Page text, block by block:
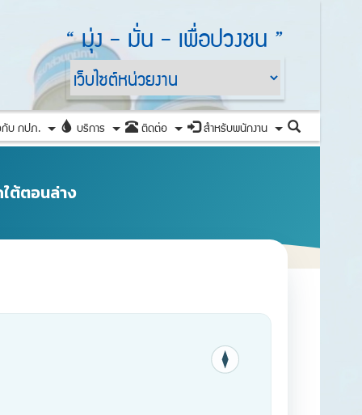
“ มุ่ง - มั่น - เพื่อปวงชน ”
+
บ กปภ.
+
บริการ
+
ติดต่อ
+
สำหรับพนักงาน ค้นหาข้อมูล
ต้ตอนล่าง